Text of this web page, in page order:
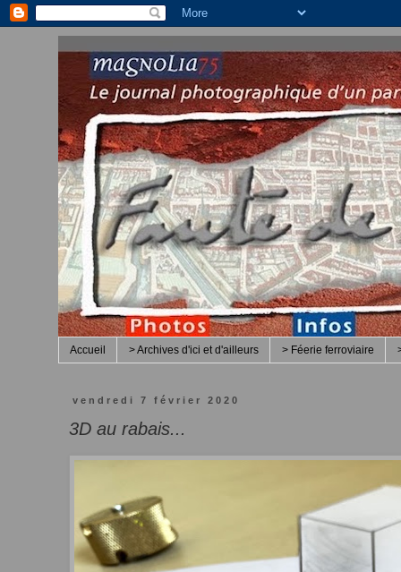
Accueil > Archives d'ici et d'ailleurs > Féerie ferroviaire
vendredi 7 février 2020
3D au rabais...